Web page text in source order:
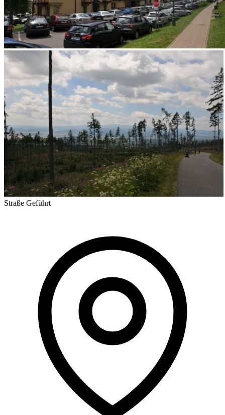
Straße Geführt